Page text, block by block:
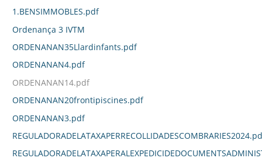
1.BENSIMMOBLES.pdf
Ordenança 3 IVTM
ORDENANAN35Llardinfants.pdf
ORDENANAN4.pdf
ORDENANAN14.pdf
ORDENANAN20frontipiscines.pdf
ORDENANAN3.pdf